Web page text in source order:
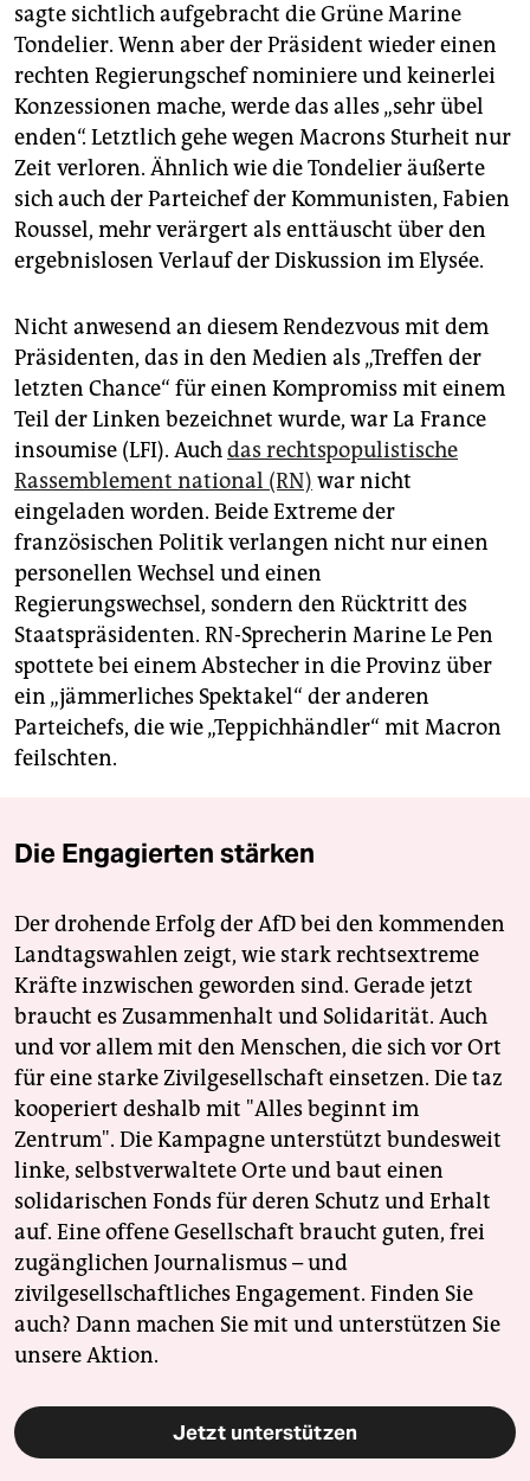
sagte sichtlich aufgebracht die Grüne Marine
Tondelier. Wenn aber der Präsident wieder einen
rechten Regierungschef nominiere und keinerlei
Konzessionen mache, werde das alles „sehr übel
enden“. Letztlich gehe wegen Macrons Sturheit nur
Zeit verloren. Ähnlich wie die Tondelier äußerte
sich auch der Parteichef der Kommunisten, Fabien
Roussel, mehr verärgert als enttäuscht über den
ergebnislosen Verlauf der Diskussion im Elysée.
Nicht anwesend an diesem Rendezvous mit dem
Präsidenten, das in den Medien als „Treffen der
letzten Chance“ für einen Kompromiss mit einem
Teil der Linken bezeichnet wurde, war La France
insoumise (LFI). Auchdas rechtspopulistische
Rassemblement national (RN) war nicht
eingeladen worden. Beide Extreme der
französischen Politik verlangen nicht nur einen
personellen Wechsel und einen
Regierungswechsel, sondern den Rücktritt des
Staatspräsidenten. RN-Sprecherin Marine Le Pen
spottete bei einem Abstecher in die Provinz über
ein „jämmerliches Spektakel“ der anderen
Parteichefs, die wie „Teppichhändler“ mit Macron
feilschten.
Die Engagierten stärken
Der drohende Erfolg der AfD bei den kommenden
Landtagswahlen zeigt, wie stark rechtsextreme
Kräfte inzwischen geworden sind. Gerade jetzt
braucht es Zusammenhalt und Solidarität. Auch
und vor allem mit den Menschen, die sich vor Ort
für eine starke Zivilgesellschaft einsetzen. Die taz
kooperiert deshalb mit "Alles beginnt im
Zentrum". Die Kampagne unterstützt bundesweit
linke, selbstverwaltete Orte und baut einen
solidarischen Fonds für deren Schutz und Erhalt
auf. Eine offene Gesellschaft braucht guten, frei
zugänglichen Journalismus – und
zivilgesellschaftliches Engagement. Finden Sie
auch? Dann machen Sie mit und unterstützen Sie
unsere Aktion.
Jetzt unterstützen